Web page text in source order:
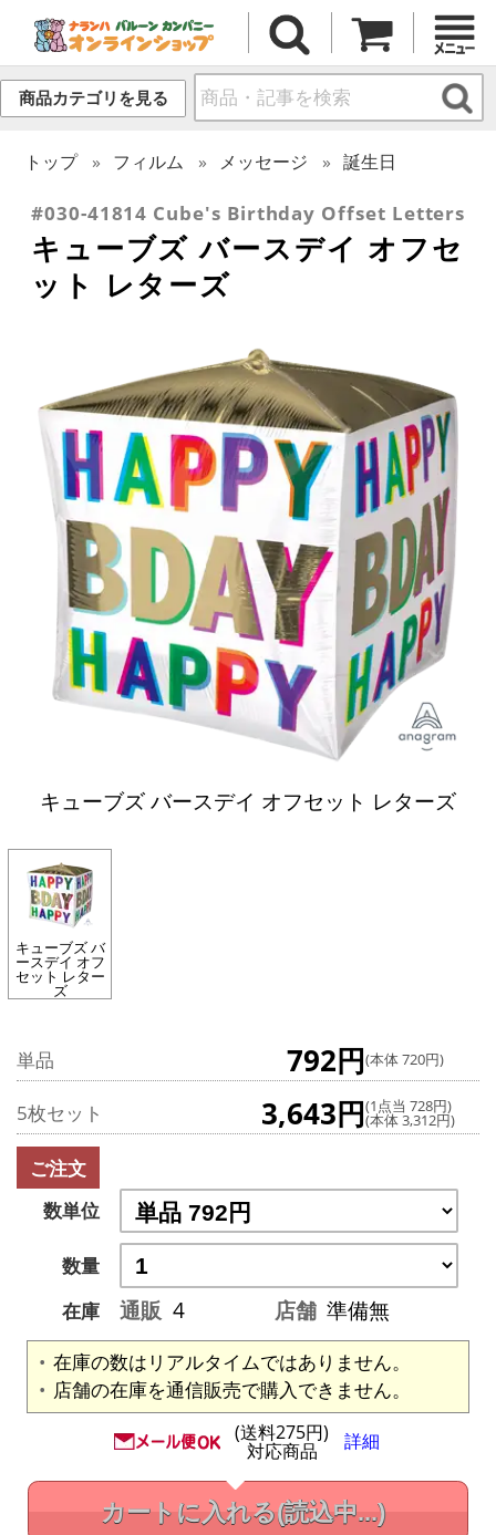
商品カテゴリを見る
トップ フィルム メッセージ 誕生日
#030-41814 Cube's Birthday Offset Letters
キューブズ バースデイ オフセ
ット レターズ
キューブズ バースデイ オフセット レターズ
キューブズ バ
ースデイ オフ
セット レター
ズ
単品 792円(本体 720円)
5枚セット 3,643円(1点当 728円)
(本体 3,312円)
ご注文
数単位
数量
在庫
通販 4 店舗 準備無
在庫の数はリアルタイムではありません。
店舗の在庫を通信販売で購入できません。
(送料275円)
対応商品 詳細
カートに入れる(読込中...)